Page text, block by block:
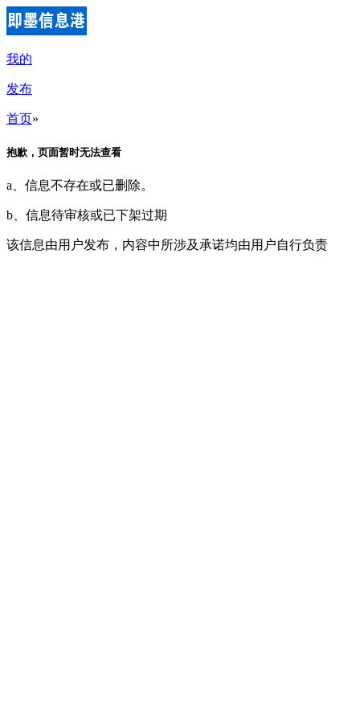
我的
发布
首页»
抱歉，页面暂时无法查看
a、信息不存在或已删除。
b、信息待审核或已下架过期
该信息由用户发布，内容中所涉及承诺均由用户自行负责